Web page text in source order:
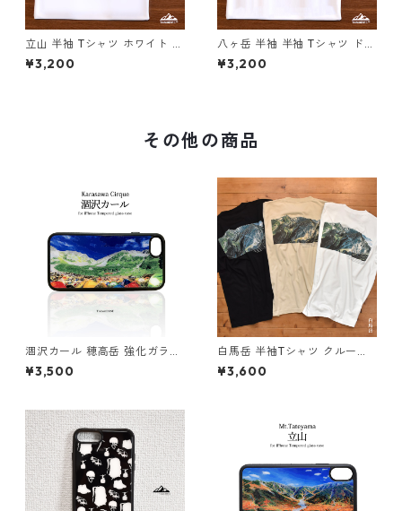
立山 半袖 Tシャツ ホワイト ド
ライ 吸水速乾 山 登山 アウト
ドア 山Tシャツ 山のイラスト
¥3,200
八ヶ岳 半袖 半袖 Tシャツ ドラ
イ 吸水速乾 山 登山 アウトド
ア 山Tシャツ 山のイラスト
¥3,200
その他の商品
涸沢カール 穂高岳 強化ガラス
iphone スマホケース スマホ
カバー登山 山 アウトドア 北ア
¥3,500
白馬岳 半袖Tシャツ クルーネ
ック 北アルプス プリント メン
ズ レディース ユニセックス ブ
¥3,600